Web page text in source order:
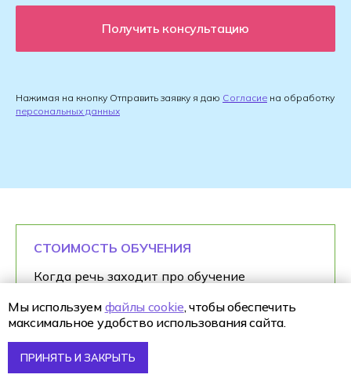
Получить консультацию
Нажимая на кнопку Отправить заявку я даю Согласие на обработку
персональных данных
СТОИМОСТЬ ОБУЧЕНИЯ
Когда речь заходит про обучение
вопрос стоимости встаёт почти у всех. Это
нормально: ты выбираешь не просто учёбу, а
расставить акценты — платить ты здесь не
Мы используем файлы cookie, чтобы обеспечить
максимальное удобство использования сайта.
ПРИНЯТЬ И ЗАКРЫТЬ